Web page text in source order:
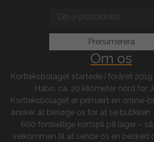
Om os
Kortleksbolaget startede i foråret
Habo, ca. 20 kilometer nord for
Kortleksbolaget er primært en online-
ønsker at besøge os for at se butikken
600 forskellige kortspil på lager –
velkommen til at sende os en besked